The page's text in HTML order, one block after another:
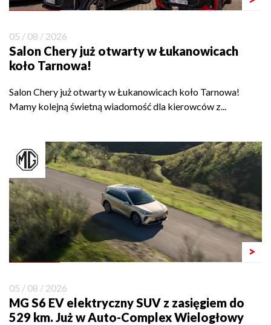
05 / 08 / 2026
Salon Chery już otwarty w Łukanowicach
koło Tarnowa!
Salon Chery już otwarty w Łukanowicach koło Tarnowa!
Mamy kolejną świetną wiadomość dla kierowców z...
>
05 / 08 / 2026
MG S6 EV elektryczny SUV z zasięgiem do
529 km. Już w Auto-Complex Wielogłowy